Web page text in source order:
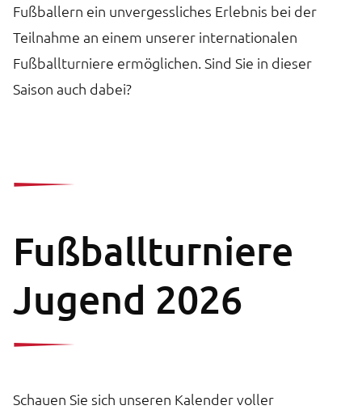
Fußballern ein unvergessliches Erlebnis bei der
Teilnahme an einem unserer internationalen
Fußballturniere ermöglichen. Sind Sie in dieser
Saison auch dabei?
Fußballturniere
Jugend 2026
Schauen Sie sich unseren Kalender voller